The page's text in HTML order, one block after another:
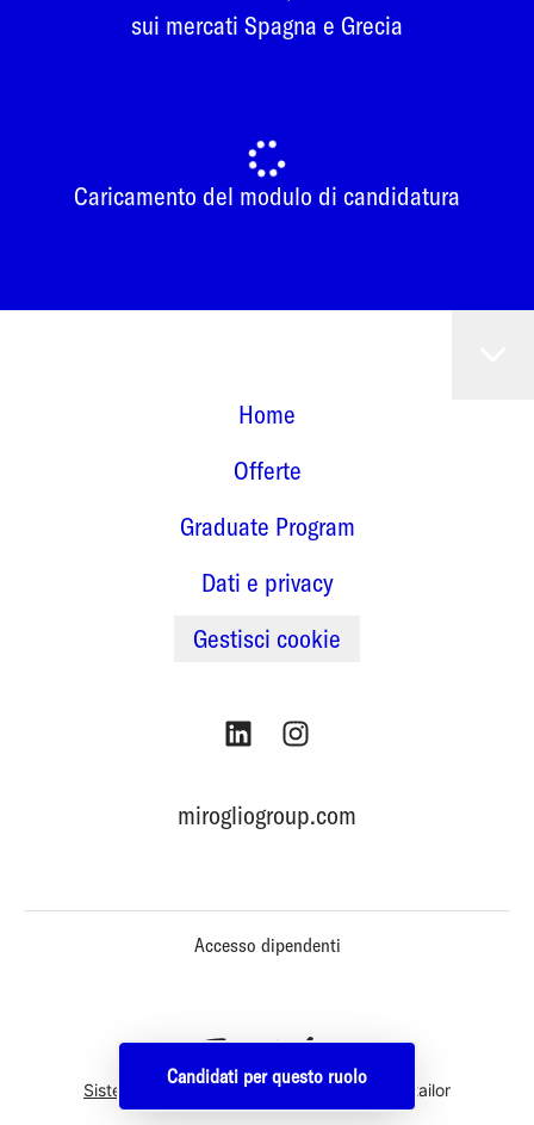
Candidati per questo ruolo
sui mercati Spagna e Grecia
Caricamento del modulo di candidatura
Home
Offerte
Graduate Program
Dati e privacy
Gestisci cookie
mirogliogroup.com
Accesso dipendenti
Sistema di tracking del candidatodi Teamtailor